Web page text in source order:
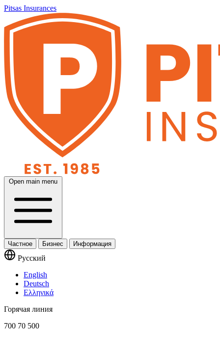
Pitsas Insurances
Open main menu
Частное Бизнес Информация
Русский
English
Deutsch
Ελληνικά
Горячая линия
700 70 500